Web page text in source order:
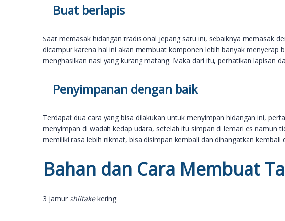
Buat berlapis
Saat memasak hidangan tradisional Jepang satu ini, sebaiknya memasak
dicampur karena hal ini akan membuat komponen lebih banyak menyerap
menghasilkan nasi yang kurang matang. Maka dari itu, perhatikan lapisan
Penyimpanan dengan baik
Terdapat dua cara yang bisa dilakukan untuk menyimpan hidangan ini,
menyimpan di wadah kedap udara, setelah itu simpan di lemari es namun
memiliki rasa lebih nikmat, bisa disimpan kembali dan dihangatkan kembali
Bahan dan Cara Membuat
3 jamur shiitakekering